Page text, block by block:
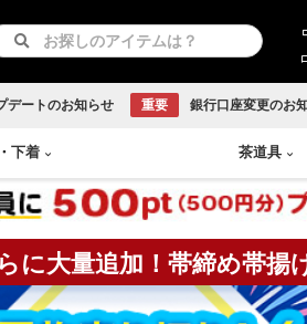
デートのお知らせ 重要 銀行口座変更のお
・ 下着 茶道具
に大量追加！帯締め帯揚